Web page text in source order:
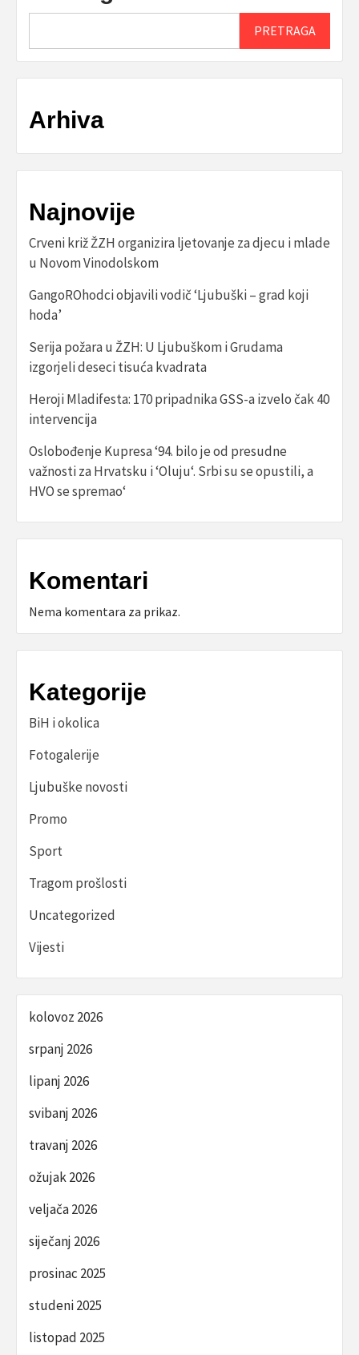
PRETRAGA
Arhiva
Najnovije
Crveni križ ŽZH organizira ljetovanje za djecu i mlade
u Novom Vinodolskom
GangoROhodci objavili vodič ‘Ljubuški – grad koji
hoda’
Serija požara u ŽZH: U Ljubuškom i Grudama
izgorjeli deseci tisuća kvadrata
Heroji Mladifesta: 170 pripadnika GSS-a izvelo čak 40
intervencija
Oslobođenje Kupresa ‘94. bilo je od presudne
važnosti za Hrvatsku i ‘Oluju‘. Srbi su se opustili, a
HVO se spremao‘
Komentari
Nema komentara za prikaz.
Kategorije
BiH i okolica
Fotogalerije
Ljubuške novosti
Promo
Sport
Tragom prošlosti
Uncategorized
Vijesti
kolovoz 2026
srpanj 2026
lipanj 2026
svibanj 2026
travanj 2026
ožujak 2026
veljača 2026
siječanj 2026
prosinac 2025
studeni 2025
listopad 2025